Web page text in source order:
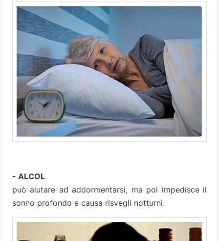
- ALCOL
può aiutare ad addormentarsi, ma poi impedisce il
sonno profondo e causa risvegli notturni.